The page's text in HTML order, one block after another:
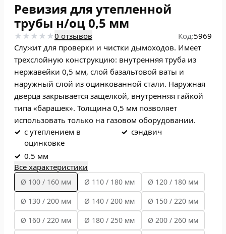
Ревизия для утепленной
трубы н/оц 0,5 мм
0 отзывов Код:5969
Служит для проверки и чистки дымоходов. Имеет
трехслойную конструкцию: внутренняя труба из
нержавейки 0,5 мм, слой базальтовой ваты и
наружный слой из оцинкованной стали. Наружная
дверца закрывается защелкой, внутренняя гайкой
типа «барашек». Толщина 0,5 мм позволяет
использовать только на газовом оборудовании.
✓ с утеплением в
оцинковке
✓ сэндвич
✓ 0.5 мм
Все характеристики
Ø 100 / 160 мм Ø 110 / 180 мм
Ø 120 / 180 мм
Ø 130 / 200 мм
Ø 140 / 200 мм
Ø 150 / 220 мм
Ø 160 / 220 мм
Ø 180 / 250 мм
Ø 200 / 260 мм